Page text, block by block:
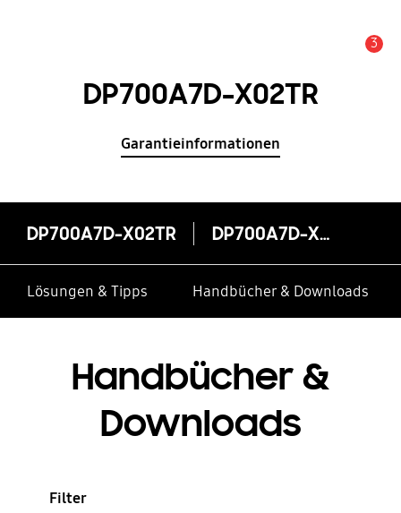
3
DP700A7D-X02TR
Garantieinformationen
DP700A7D-X02TR DP700A7D-X02TR
Lösungen & Tipps Handbücher & Downloads
Handbücher &
Downloads
Filter